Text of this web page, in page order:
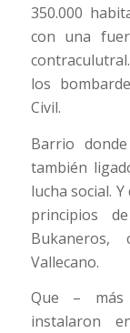
350.000
con una
los
Civil.
Barrio
también
lucha social.
principios
Vallecano.
Que – más
instalaron